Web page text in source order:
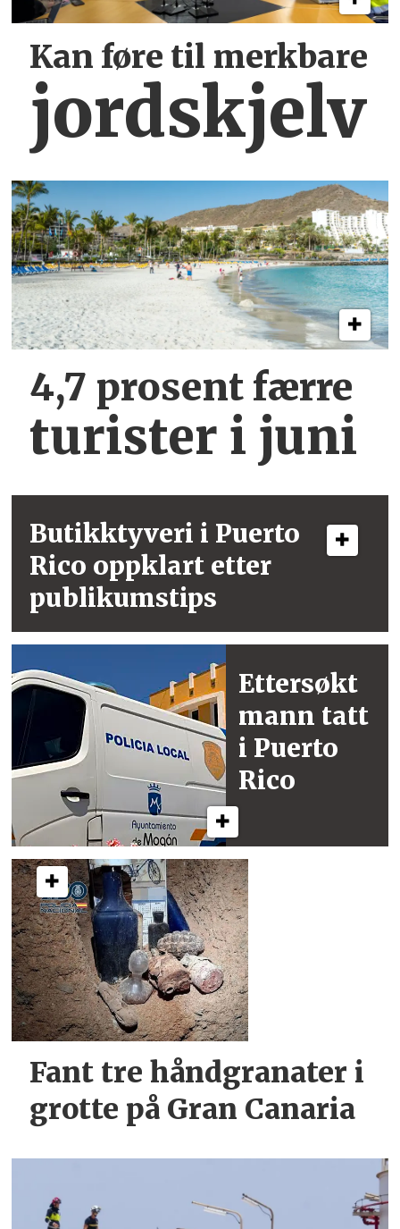
Kan føre til merkbare
jordskjelv
4,7 prosent færre
turister i juni
Butikktyveri i Puerto
Rico oppklart etter
publikumstips
Ettersøkt
mann tatt
i Puerto
Rico
Fant tre håndgranater i
grotte på Gran Canaria